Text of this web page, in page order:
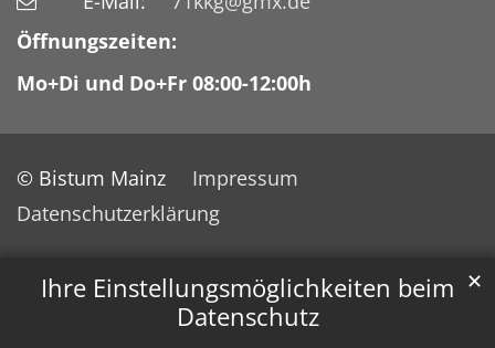
Ihre Einstellungsmöglichkeiten beim
Datenschutz
✕
Öffnungszeiten:
Mo+Di und Do+Fr 08:00-12:00h
© Bistum Mainz
Impressum
Datenschutzerklärung